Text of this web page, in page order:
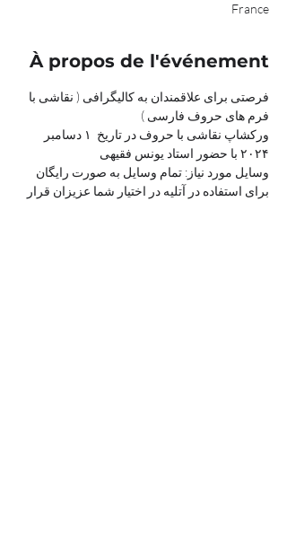
France
À propos de l'événement
فرصتی برای علاقمندان به کالیگرافی ( نقاشی با
فرم های حروف فارسی )
ورکشاپ نقاشی با حروف در تاریخ  ۱ دسامبر
۲۰۲۴ با حضور استاد یونس فقیهی
وسایل مورد نیاز: تمام وسایل به صورت رایگان
برای استفاده در آتلیه در اختیار شما عزیزان قرار